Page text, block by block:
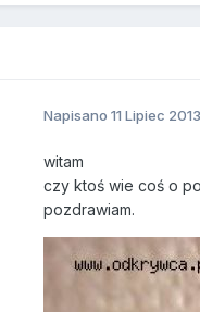
Napisano11 Lipiec 2013
witam
czy ktoś wie coś o
pozdrawiam.